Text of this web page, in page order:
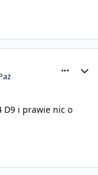
D9 i prawie nic o